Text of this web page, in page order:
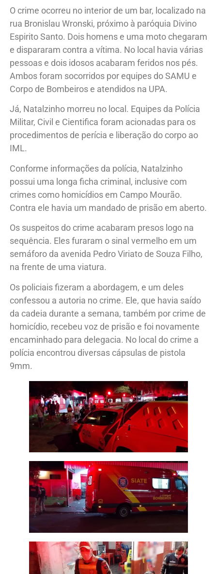
O crime ocorreu no interior de um bar, localizado na
rua Bronislau Wronski, próximo à paróquia Divino
Espirito Santo. Dois homens e uma moto chegaram
e dispararam contra a vítima. No local havia várias
pessoas e dois idosos acabaram feridos nos pés.
Ambos foram socorridos por equipes do SAMU e
Já, Natalzinho morreu no local. Equipes da Polícia
Militar, Civil e Cientifica foram acionadas para os
procedimentos de perícia e liberação do corpo ao
Conforme informações da polícia, Natalzinho
possui uma longa ficha criminal, inclusive com
crimes como homicídios em Campo Mourão.
Os suspeitos do crime acabaram presos logo na
sequência. Eles furaram o sinal vermelho em um
semáforo da avenida Pedro Viriato de Souza Filho,
Os policiais fizeram a abordagem, e um deles
confessou a autoria no crime. Ele, que havia saído
da cadeia durante a semana, também por crime de
homicídio, recebeu voz de prisão e foi novamente
encaminhado para delegacia. No local do crime a
polícia encontrou diversas cápsulas de pistola